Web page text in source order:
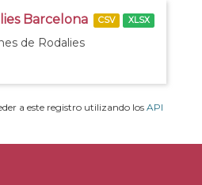
Barcelona
de Rodalies
CSV XLSX
a este registro utilizando los API